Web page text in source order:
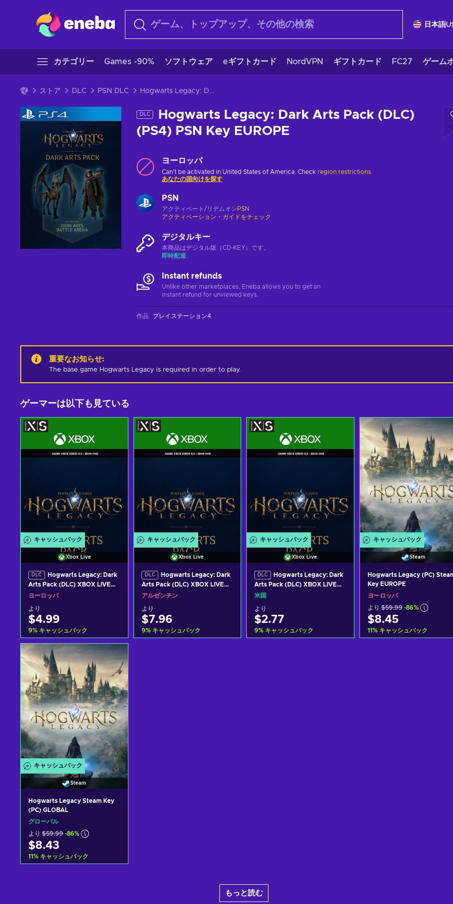
日本語
カテゴリー Games -90% ソフトウェア eギフトカード NordVPN ギフトカード FC27 ゲーム
ストア DLC PSN DLC Hogwarts Legacy: Dark Arts Pack (DLC) (PS4) PSN Key EUROPE
DLC
Hogwarts Legacy: Dark Arts Pack (DLC)
(PS4) PSN Key EUROPE
ヨーロッパ
Can't be activated in United States of America. Check region restrictions
あなたの国向けを探す
PSN
アクティベート/リデムオン PSN
アクティベーション・ガイドをチェック
デジタルキー
本商品はデジタル版（CD-KEY）です。
即時配達
Instant refunds
Unlike other marketplaces, Eneba allows you to get an
instant refund for unviewed keys.
作品: プレイステーション4
重要なお知らせ:
The base game Hogwarts Legacy is required in order to play.
ゲーマーは以下も見ている
キャッシュバック
Xbox Live
DLC
Hogwarts Legacy: Dark
Arts Pack (DLC) XBOX LIVE
Key EUROPE
ヨーロッパ
より
$4.99
9% キャッシュバック
カートに入れる
View offers
キャッシュバック
Xbox Live
DLC
Hogwarts Legacy: Dark
Arts Pack (DLC) XBOX LIVE
Key ARGENTINA
アルゼンチン
より
$7.96
9% キャッシュバック
キャッシュバック
Xbox Live
DLC
Hogwarts Legacy: Dark
Arts Pack (DLC) XBOX LIVE
Key UNITED STATES
米国
より
$2.77
9% キャッシュバック
キャッシュバック
Steam
Hogwarts Legacy (PC)
Key EUROPE
ヨーロッパ
より $59.99 -86%
$8.45
11% キャッシュバック
キャッシュバック
Steam
Hogwarts Legacy Steam Key
(PC) GLOBAL
グローバル
より $59.99 -86%
$8.43
11% キャッシュバック
もっと読む